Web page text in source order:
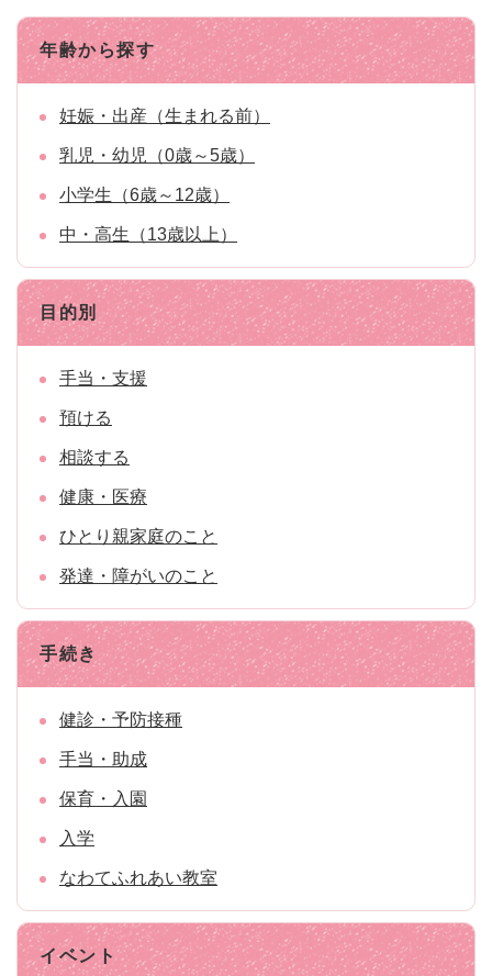
年齢から探す
妊娠・出産（生まれる前）
乳児・幼児（0歳～5歳）
小学生（6歳～12歳）
中・高生（13歳以上）
目的別
手当・支援
預ける
相談する
健康・医療
ひとり親家庭のこと
発達・障がいのこと
手続き
健診・予防接種
手当・助成
保育・入園
入学
なわてふれあい教室
イベント